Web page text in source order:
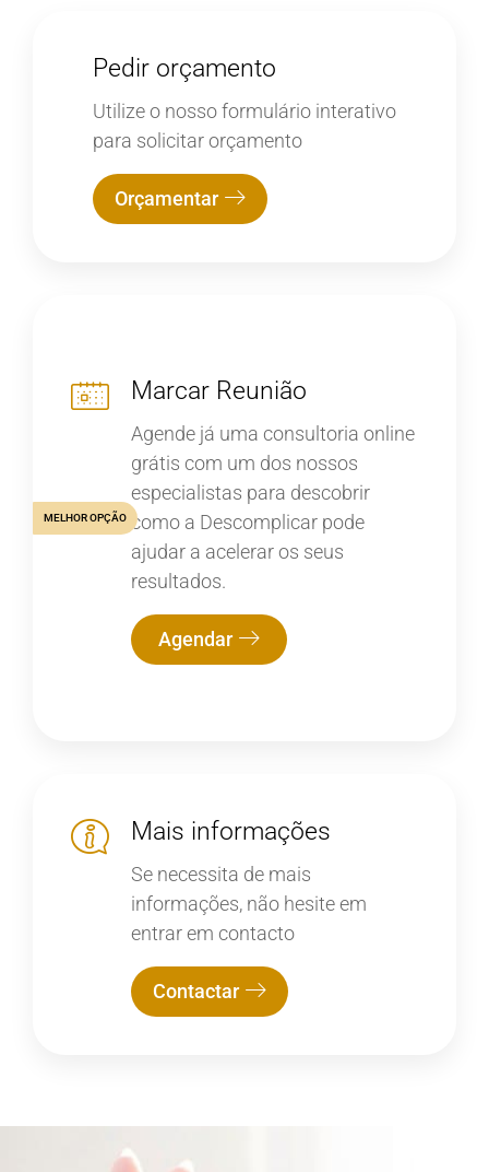
Pedir orçamento
Utilize o nosso formulário interativo
para solicitar orçamento
Orçamentar
Marcar Reunião
Agende já uma consultoria online
grátis com um dos nossos
especialistas para descobrir
como a Descomplicar pode
ajudar a acelerar os seus
resultados.
Agendar
MELHOR OPÇÃO
Mais informações
Se necessita de mais
informações, não hesite em
entrar em contacto
Contactar